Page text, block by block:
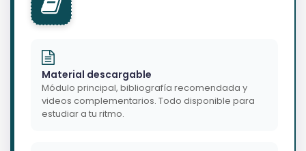
Material descargable
Módulo principal, bibliografía recomendada y
videos complementarios. Todo disponible para
estudiar a tu ritmo.